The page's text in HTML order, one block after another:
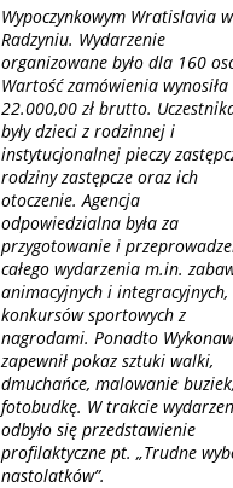
Wypoczynkowym Wratislavia w
Radzyniu. Wydarzenie
organizowane było dla 160
Wartość zamówienia wynosiła
22.000,00 zł brutto.
były dzieci z rodzinnej i
instytucjonalnej pieczy
rodziny zastępcze oraz ich
otoczenie. Agencja
odpowiedzialna była za
przygotowanie i
całego wydarzenia m.in.
animacyjnych i integracyjnych,
konkursów sportowych z
nagrodami. Ponadto
zapewnił pokaz sztuki walki,
dmuchańce, malowanie buziek,
fotobudkę. W trakcie
odbyło się przedstawienie
profilaktyczne pt. „Trudne
nastolatków”.